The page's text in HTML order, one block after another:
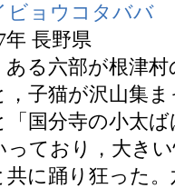
ビョウコタババ
年 長野県
ある六部が根津
，子猫が沢山集
「国分寺の小太
っており，大き
共に踊り狂った